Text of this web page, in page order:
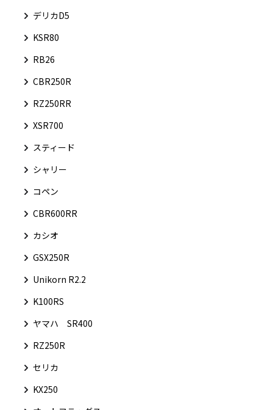
デリカD5
KSR80
RB26
CBR250R
RZ250RR
XSR700
スティード
シャリー
コペン
CBR600RR
カシオ
GSX250R
Unikorn R2.2
K100RS
ヤマハ SR400
RZ250R
セリカ
KX250